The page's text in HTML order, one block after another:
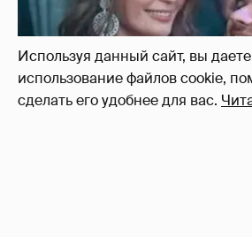
Используя данный сайт, вы
использование файлов cookie,
сделать его удобнее для вас.